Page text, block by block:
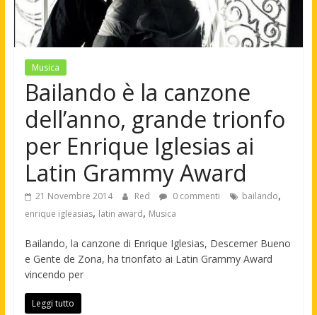
Musica
Bailando è la canzone
dell’anno, grande trionfo
per Enrique Iglesias ai
Latin Grammy Award
21 Novembre 2014 Red 0 commenti bailando,
enrique igleasias, latin award, Musica
Bailando, la canzone di Enrique Iglesias, Descemer Bueno
e Gente de Zona, ha trionfato ai Latin Grammy Award
vincendo per
Leggi tutto